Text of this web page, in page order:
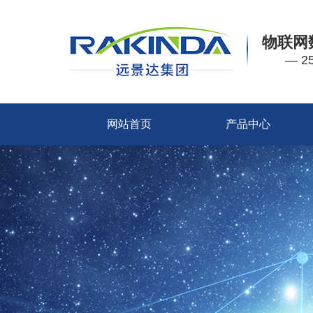
物联网
—
网站首页 产品中心